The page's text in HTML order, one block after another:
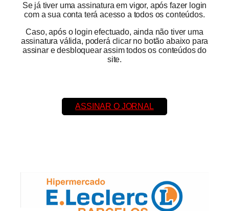
Se já tiver uma assinatura em vigor, após fazer login
com a sua conta terá acesso a todos os conteúdos.
Caso, após o login efectuado, ainda não tiver uma
assinatura válida, poderá clicar no botão abaixo para
assinar e desbloquear assim todos os conteúdos do
site.
ASSINAR O JORNAL